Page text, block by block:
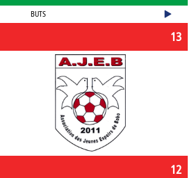
BUTS
13
12